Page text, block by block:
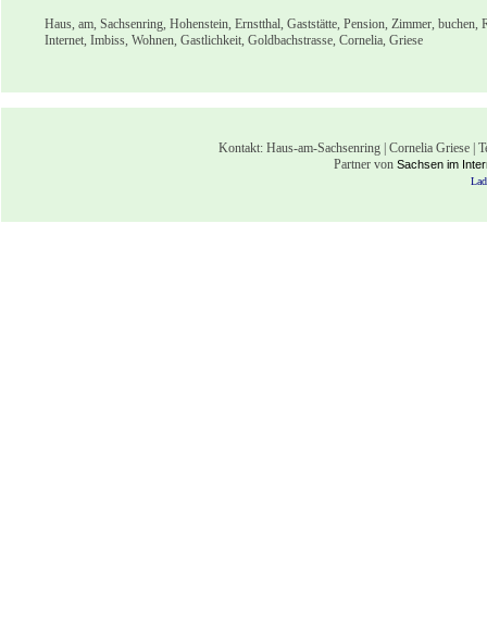
Haus, am, Sachsenring, Hohenstein, Ernstthal, Gaststätte, Pension, Zimmer,
Internet, Imbiss, Wohnen, Gastlichkeit, Goldbachstrasse, Cornelia, Griese
Kontakt: Haus-am-Sachsenring | Cornelia Griese
Partner von Sachsen im